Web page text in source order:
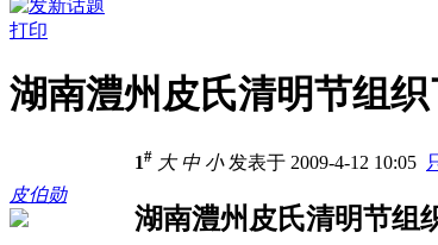
打印
湖南澧州皮氏清明节组
皮伯勋
1# 大 中 小发表于 2009-4-12 10:05
湖南澧州皮氏清明节组